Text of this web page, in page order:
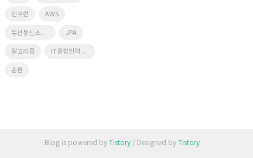
인프런 AWS
무선통신소프트웨어연구실 JPA
알고리즘 IT융합인력양성사업단
순환
Blog is powered by Tistory/ Designed by Tistory